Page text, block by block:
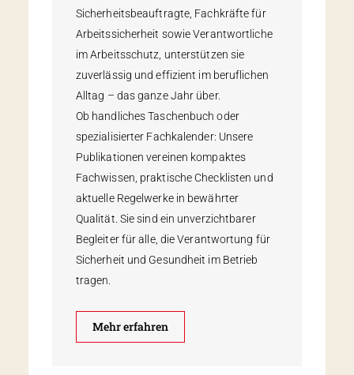
Sicherheitsbeauftragte, Fachkräfte für
Arbeitssicherheit sowie Verantwortliche
im Arbeitsschutz, unterstützen sie
zuverlässig und effizient im beruflichen
Alltag – das ganze Jahr über.
Ob handliches Taschenbuch oder
spezialisierter Fachkalender: Unsere
Publikationen vereinen kompaktes
Fachwissen, praktische Checklisten und
aktuelle Regelwerke in bewährter
Qualität. Sie sind ein unverzichtbarer
Begleiter für alle, die Verantwortung für
Sicherheit und Gesundheit im Betrieb
tragen.
Mehr erfahren